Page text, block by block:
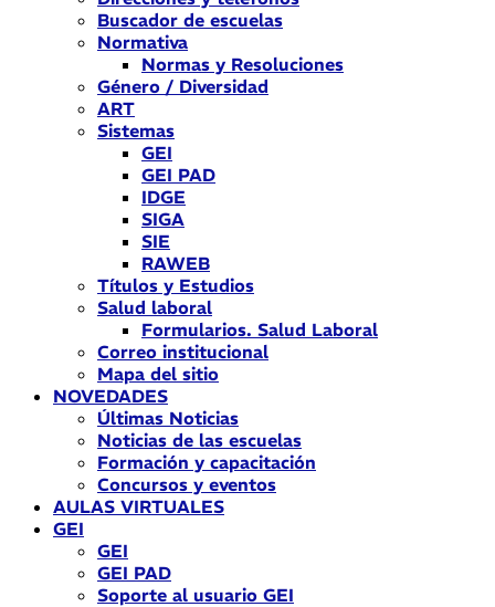
Buscador de escuelas
Normativa
Normas y Resoluciones
Género / Diversidad
ART
Sistemas
GEI
GEI PAD
IDGE
SIGA
SIE
RAWEB
Títulos y Estudios
Salud laboral
Formularios. Salud Laboral
Correo institucional
Mapa del sitio
NOVEDADES
Últimas Noticias
Noticias de las escuelas
Formación y capacitación
Concursos y eventos
AULAS VIRTUALES
GEI
GEI
GEI PAD
Soporte al usuario GEI